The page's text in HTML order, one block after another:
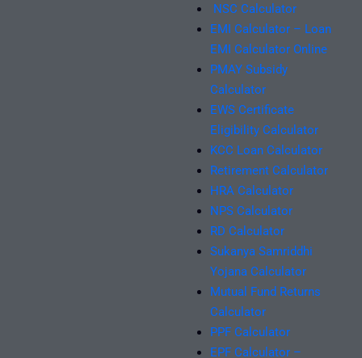
NSC Calculator
EMI Calculator – Loan
EMI Calculator Online
PMAY Subsidy
Calculator
EWS Certificate
Eligibility Calculator
KCC Loan Calculator
Retirement Calculator
HRA Calculator
NPS Calculator
RD Calculator
Sukanya Samriddhi
Yojana Calculator
Mutual Fund Returns
Calculator
PPF Calculator
EPF Calculator –